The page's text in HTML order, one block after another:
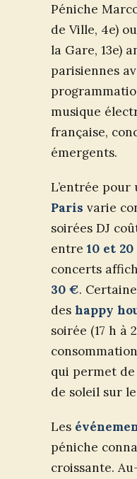
Péniche
de Ville, 4e)
la Gare, 13e)
parisiennes
musique
française,
émergents.
L’entrée pour
Paris varie
soirées DJ
entre 10 et
concerts
30 €.
des happy
soirée (17 h à
qui permet
de soleil sur
Les
péniche
croissante.